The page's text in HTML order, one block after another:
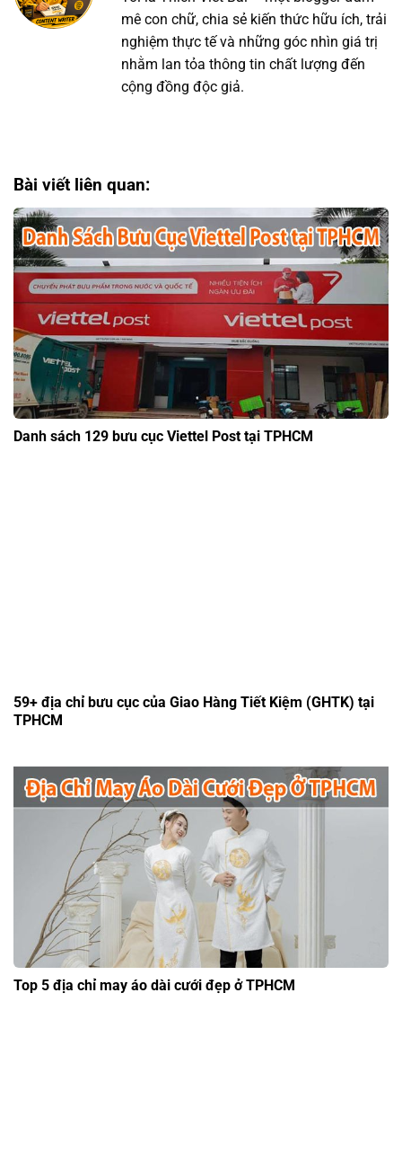
mê con chữ, chia sẻ kiến thức hữu ích, trải
nghiệm thực tế và những góc nhìn giá trị
nhằm lan tỏa thông tin chất lượng đến
cộng đồng độc giả.
Bài viết liên quan:
Danh sách 129 bưu cục Viettel Post tại TPHCM
59+ địa chỉ bưu cục của Giao Hàng Tiết Kiệm (GHTK) tại
TPHCM
Top 5 địa chỉ may áo dài cưới đẹp ở TPHCM